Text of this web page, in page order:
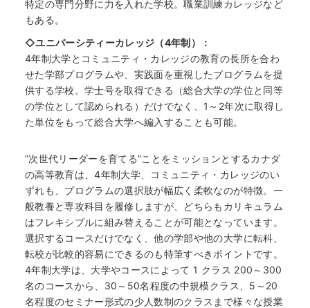
特定の専門分野に力を入れた学校。職業訓練カレッジなど
もある。
◇ユニバーシティーカレッジ（4年制）：
4年制大学とコミュニティ・カレッジの教育の長所を合わ
せた学部プログラムや、実践面を重視したプログラムを提
供する学校。学士号を取得できる（総合大学の学位と同等
の学位として認められる）だけでなく、1～2年次に取得し
た単位をもって総合大学へ編入することも可能。
”次世代リーダーを育てる”ことをミッションとするカナダ
の高等教育は、4年制大学、コミュニティ・カレッジのい
ずれも、プログラムの選択肢が幅広く柔軟なのが特徴。一
般教養と専攻科目を履修しますが、どちらもカリキュラム
はフレキシブルに組み替えることが可能となっています。
選択するコースだけでなく、他の学部や他の大学に転科、
転校が比較的容易にできるのも特筆すべきポイントです。
4年制大学は、大学やコースによって 1 クラス 200～300
名のコースから、30～50名程度の中規模クラス、5～20
名程度のセミナー形式の少人数制のクラスまで様々な授業